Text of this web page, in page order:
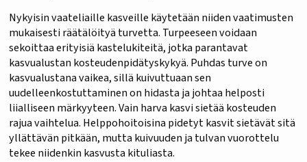
Nykyisin vaateliaille kasveille käytetään niiden vaatimusten
mukaisesti räätälöityä turvetta. Turpeeseen voidaan
sekoittaa erityisiä kastelukiteitä, jotka parantavat
kasvualustan kosteudenpidätyskykyä. Puhdas turve on
kasvualustana vaikea, sillä kuivuttuaan sen
uudelleenkostuttaminen on hidasta ja johtaa helposti
liialliseen märkyyteen. Vain harva kasvi sietää kosteuden
rajua vaihtelua. Helppohoitoisina pidetyt kasvit sietävät sitä
yllättävän pitkään, mutta kuivuuden ja tulvan vuorottelu
tekee niidenkin kasvusta kituliasta.